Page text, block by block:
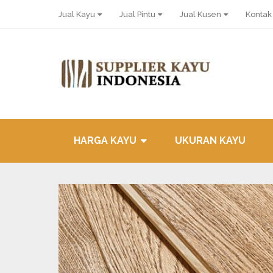
Jual Kayu Jual Pintu Jual Kusen
HARGA KAYU UKURAN KAYU